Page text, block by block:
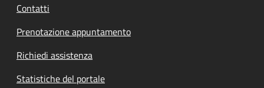
Contatti
Prenotazione appuntamento
Richiedi assistenza
Statistiche del portale